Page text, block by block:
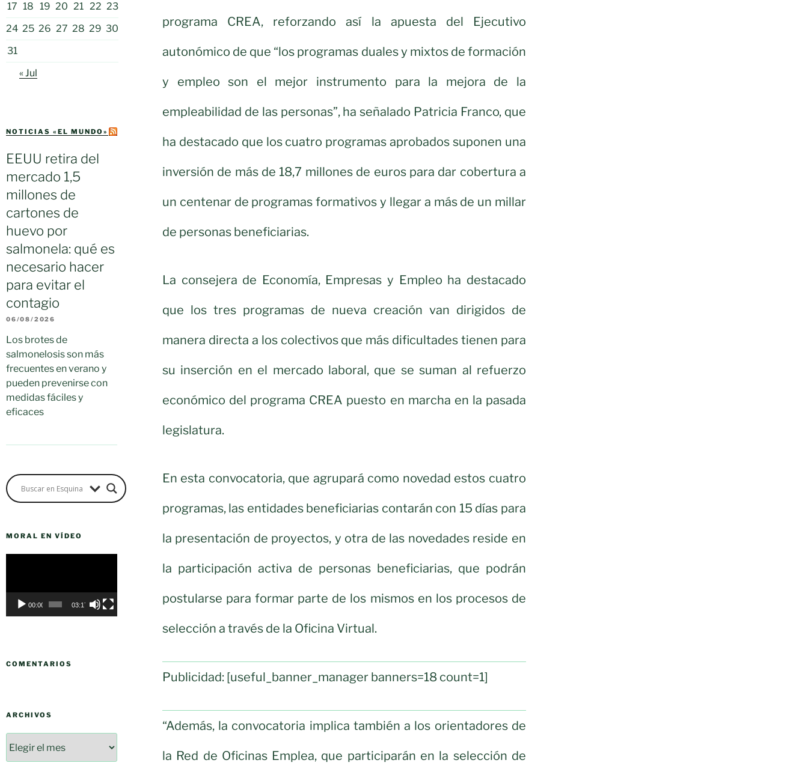
17 18 19 20 21 22 23
24 25 26 27 28 29 30
31
« Jul
NOTICIAS «EL MUNDO»
EEUU retira del
mercado 1,5
millones de
cartones de
huevo por
salmonela: qué es
necesario hacer
para evitar el
contagio
06/08/2026
Los brotes de
salmonelosis son más
frecuentes en verano y
pueden prevenirse con
medidas fáciles y
eficaces
MORAL EN VÍDEO
00:00 03:17
COMENTARIOS
ARCHIVOS
programa CREA, reforzando así la apuesta del Ejecutivo
autonómico de que “los programas duales y mixtos de formación
y empleo son el mejor instrumento para la mejora de la
empleabilidad de las personas”, ha señalado Patricia Franco, que
ha destacado que los cuatro programas aprobados suponen una
inversión de más de 18,7 millones de euros para dar cobertura a
un centenar de programas formativos y llegar a más de un millar
de personas beneficiarias.
La consejera de Economía, Empresas y Empleo ha destacado
que los tres programas de nueva creación van dirigidos de
manera directa a los colectivos que más dificultades tienen para
su inserción en el mercado laboral, que se suman al refuerzo
económico del programa CREA puesto en marcha en la pasada
legislatura.
En esta convocatoria, que agrupará como novedad estos cuatro
programas, las entidades beneficiarias contarán con 15 días para
la presentación de proyectos, y otra de las novedades reside en
la participación activa de personas beneficiarias, que podrán
postularse para formar parte de los mismos en los procesos de
selección a través de la Oficina Virtual.
Publicidad: [useful_banner_manager banners=18 count=1]
“Además, la convocatoria implica también a los orientadores de
la Red de Oficinas Emplea, que participarán en la selección de